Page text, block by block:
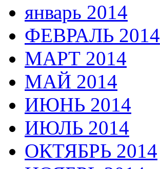
январь 2014
ФЕВРАЛЬ 2014
МАРТ 2014
МАЙ 2014
ИЮНЬ 2014
ИЮЛЬ 2014
ОКТЯБРЬ 2014